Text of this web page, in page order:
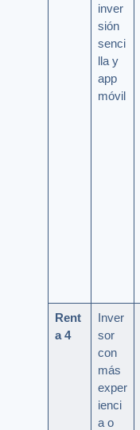
inver
sión
senci
lla y
app
móvil
Rent
a 4
Inver
sor
con
más
exper
ienci
a o